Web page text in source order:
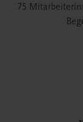
75